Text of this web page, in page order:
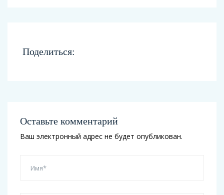
Поделиться:
Оставьте комментарий
Ваш электронный адрес не будет опубликован.